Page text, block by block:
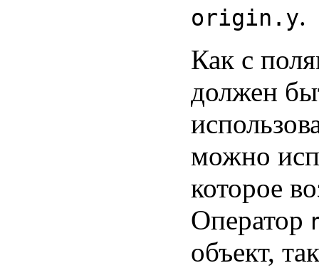
origin.y.
Как с
должен
можно
которое
Оператор
объект,